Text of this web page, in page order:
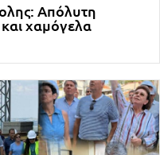
Απόλυτη
χαμόγελα